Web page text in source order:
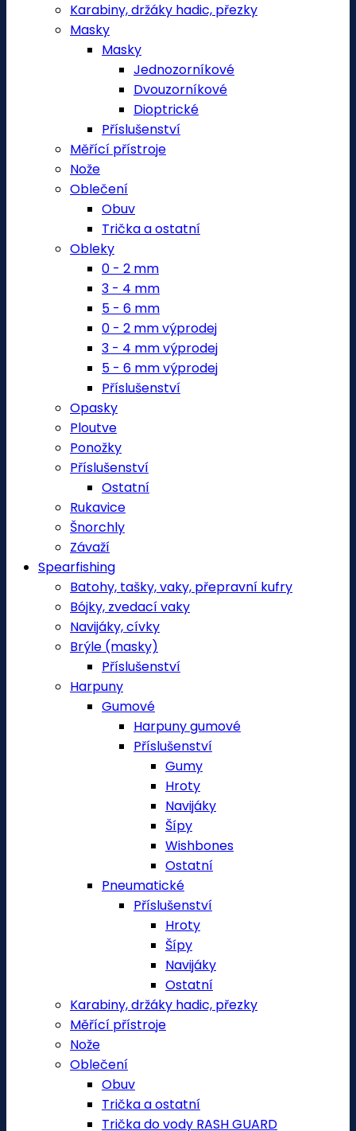
Karabiny, držáky hadic, přezky
Masky
Masky
Jednozorníkové
Dvouzorníkové
Dioptrické
Příslušenství
Měřící přístroje
Nože
Oblečení
Obuv
Trička a ostatní
Obleky
0 - 2 mm
3 - 4 mm
5 - 6 mm
0 - 2 mm výprodej
3 - 4 mm výprodej
5 - 6 mm výprodej
Příslušenství
Opasky
Ploutve
Ponožky
Příslušenství
Ostatní
Rukavice
Šnorchly
Závaží
Spearfishing
Batohy, tašky, vaky, přepravní kufry
Bójky, zvedací vaky
Navijáky, cívky
Brýle (masky)
Příslušenství
Harpuny
Gumové
Harpuny gumové
Příslušenství
Gumy
Hroty
Navijáky
Šípy
Wishbones
Ostatní
Pneumatické
Příslušenství
Hroty
Šípy
Navijáky
Ostatní
Karabiny, držáky hadic, přezky
Měřící přístroje
Nože
Oblečení
Obuv
Trička a ostatní
Trička do vody RASH GUARD